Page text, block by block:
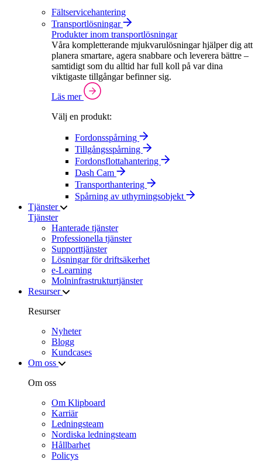
Fältservicehantering
Transportlösningar
Produkter inom transportlösningar
Våra kompletterande mjukvarulösningar hjälper dig att
planera smartare, agera snabbare och leverera bättre –
samtidigt som du alltid har full koll på var dina
viktigaste tillgångar befinner sig.
Läs mer
Välj en produkt:
Fordonsspårning
Tillgångsspårning
Fordonsflottahantering
Dash Cam
Transporthantering
Spårning av uthyrningsobjekt
Tjänster
Tjänster
Hanterade tjänster
Professionella tjänster
Supporttjänster
Lösningar för driftsäkerhet
e-Learning
Molninfrastrukturtjänster
Resurser
Resurser
Nyheter
Blogg
Kundcases
Om oss
Om oss
Om Klipboard
Karriär
Ledningsteam
Nordiska ledningsteam
Hållbarhet
Policys